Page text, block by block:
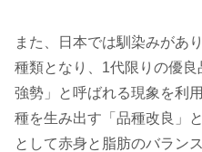
また、日本では馴染みがあ
種類となり、1代限りの優
強勢」と呼ばれる現象を利
種を生み出す「品種改良」
として赤身と脂肪のバラン